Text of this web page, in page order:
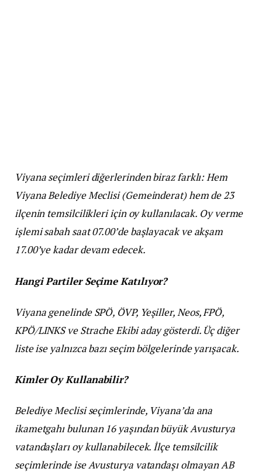
Viyana seçimleri diğerlerinden biraz farklı: Hem
Viyana Belediye Meclisi (Gemeinderat) hem de 23
ilçenin temsilcilikleri için oy kullanılacak. Oy verme
işlemi sabah saat 07.00’de başlayacak ve akşam
17.00’ye kadar devam edecek.
Hangi Partiler Seçime Katılıyor?
Viyana genelinde SPÖ, ÖVP, Yeşiller, Neos, FPÖ,
KPÖ/LINKS ve Strache Ekibi aday gösterdi. Üç diğer
liste ise yalnızca bazı seçim bölgelerinde yarışacak.
Kimler Oy Kullanabilir?
Belediye Meclisi seçimlerinde, Viyana’da ana
ikametgahı bulunan 16 yaşından büyük Avusturya
vatandaşları oy kullanabilecek. İlçe temsilcilik
seçimlerinde ise Avusturya vatandaşı olmayan AB